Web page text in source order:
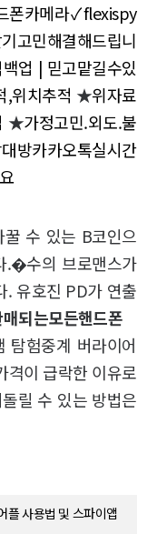
폰카메라✓flexispy
고민해결해드립니
업 | 믿고맡길수있
,위치추적 ★위자료
★가정고민.외도.불
방카카오톡실시간
수 있는 B코인으
.�수의 브로맨스가
. 유호진 PD가 연출
되는모든핸드폰
탐험중계 버라이어
이 급락한 이유로
릴 수 있는 방법은
플 사용법 및 스파이앱